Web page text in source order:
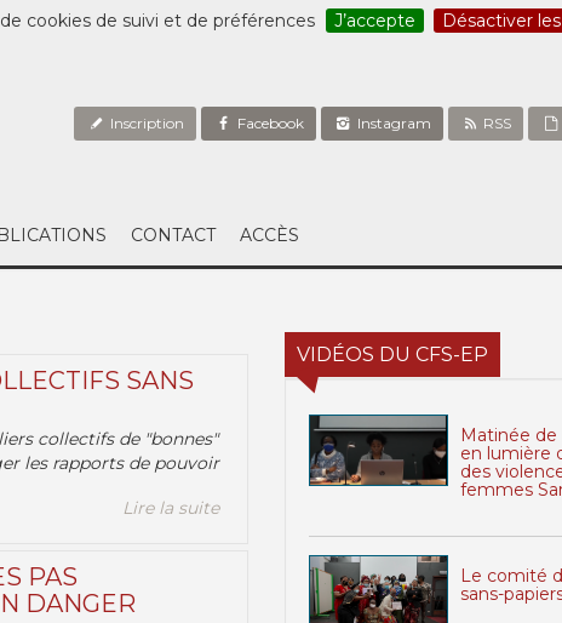
cookies de suivi et de préférences J’accepte Désactiver
Inscription Facebook Instagram RSS
CONTACT ACCÈS
SANS
collectifs de "bonnes"
les rapports de pouvoir
Lire la suite
PAS
DANGER
VIDÉOS DU CFS-EP
Matinée de
en lumière
des
femmes
Le comité
sans-